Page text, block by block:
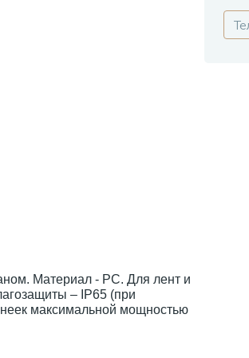
Материал - PC. Для лент и
– IP65 (при
максимальной мощностью